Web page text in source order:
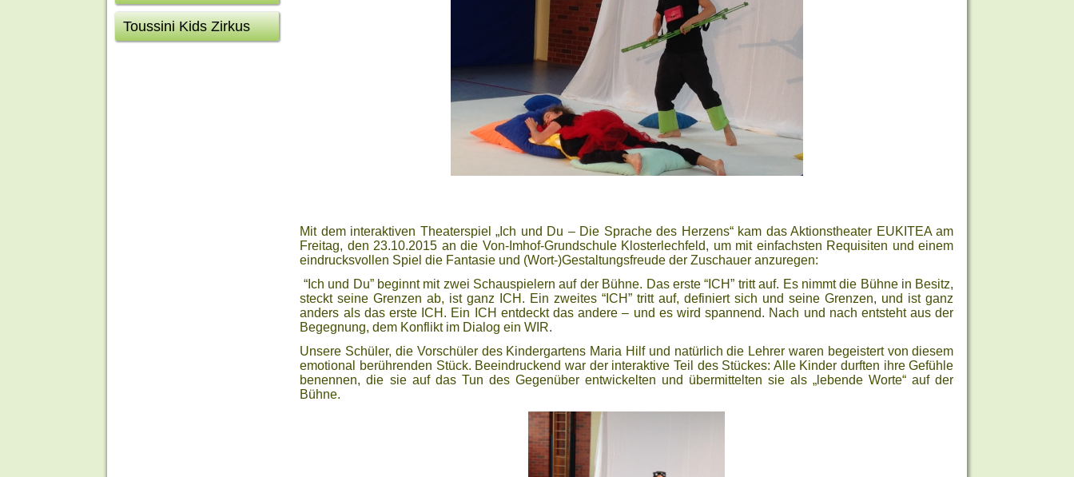
Toussini Kids Zirkus
Mit dem interaktiven Theaterspiel „Ich und Du – Die Sprache des Herzens“ kam das Aktionstheater EUKITEA am
Freitag, den 23.10.2015 an die Von-Imhof-Grundschule Klosterlechfeld, um mit einfachsten Requisiten und einem
eindrucksvollen Spiel die Fantasie und (Wort-)Gestaltungsfreude der Zuschauer anzuregen:
“Ich und Du” beginnt mit zwei Schauspielern auf der Bühne. Das erste “ICH” tritt auf. Es nimmt die Bühne in Besitz,
steckt seine Grenzen ab, ist ganz ICH. Ein zweites “ICH” tritt auf, definiert sich und seine Grenzen, und ist ganz
anders als das erste ICH. Ein ICH entdeckt das andere – und es wird spannend. Nach und nach entsteht aus der
Begegnung, dem Konflikt im Dialog ein WIR.
Unsere Schüler, die Vorschüler des Kindergartens Maria Hilf und natürlich die Lehrer waren begeistert von diesem
emotional berührenden Stück. Beeindruckend war der interaktive Teil des Stückes: Alle Kinder durften ihre Gefühle
benennen, die sie auf das Tun des Gegenüber entwickelten und übermittelten sie als „lebende Worte“ auf der
Bühne.